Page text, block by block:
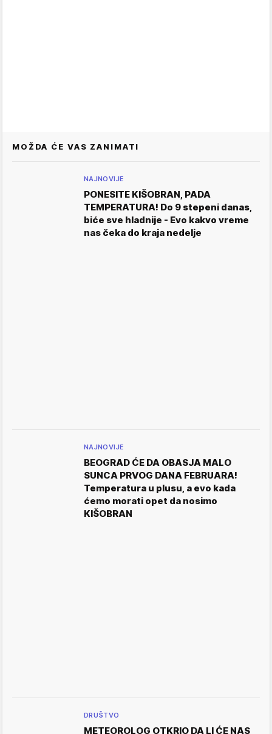
MOŽDA ĆE VAS ZANIMATI
NAJNOVIJE
PONESITE KIŠOBRAN, PADA
TEMPERATURA! Do 9 stepeni danas,
biće sve hladnije - Evo kakvo vreme
nas čeka do kraja nedelje
NAJNOVIJE
BEOGRAD ĆE DA OBASJA MALO
SUNCA PRVOG DANA FEBRUARA!
Temperatura u plusu, a evo kada
ćemo morati opet da nosimo
KIŠOBRAN
DRUŠTVO
METEOROLOG OTKRIO DA LI ĆE NAS